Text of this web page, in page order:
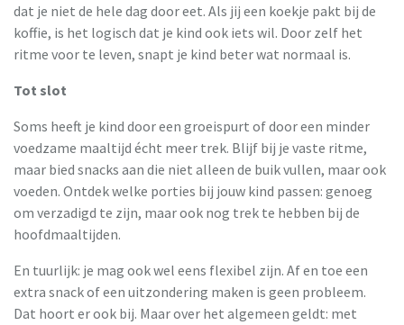
dat je niet de hele dag door eet. Als jij een koekje pakt bij de
koffie, is het logisch dat je kind ook iets wil. Door zelf het
ritme voor te leven, snapt je kind beter wat normaal is.
Tot slot
Soms heeft je kind door een groeispurt of door een minder
voedzame maaltijd écht meer trek. Blijf bij je vaste ritme,
maar bied snacks aan die niet alleen de buik vullen, maar ook
voeden. Ontdek welke porties bij jouw kind passen: genoeg
om verzadigd te zijn, maar ook nog trek te hebben bij de
hoofdmaaltijden.
En tuurlijk: je mag ook wel eens flexibel zijn. Af en toe een
extra snack of een uitzondering maken is geen probleem.
Dat hoort er ook bij. Maar over het algemeen geldt: met